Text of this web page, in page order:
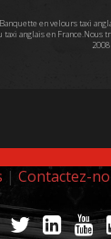
Banquette en velours taxi
taxi anglais en France.Nous
| Contactez-